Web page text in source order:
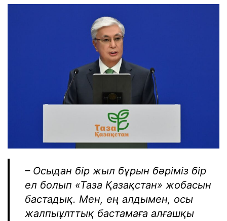
– Осыдан бір жыл бұрын бәріміз бір
ел болып «Таза Қазақстан» жобасын
бастадық. Мен, ең алдымен, осы
жалпыұлттық бастамаға алғашқы